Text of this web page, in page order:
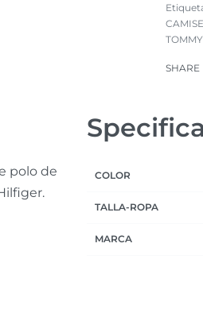
SHARE
polo de
COLOR
TALLA-ROPA
MARCA